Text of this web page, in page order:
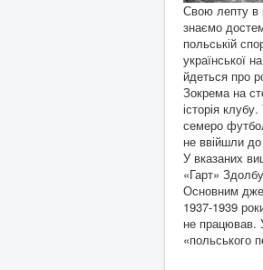
Свою лепту в
знаємо
польській
української
йдеться про
Зокрема на
історія
семеро
не ввійшли
У вказаних
«Гарт»
Основним
1937-1939
не працював.
«польського